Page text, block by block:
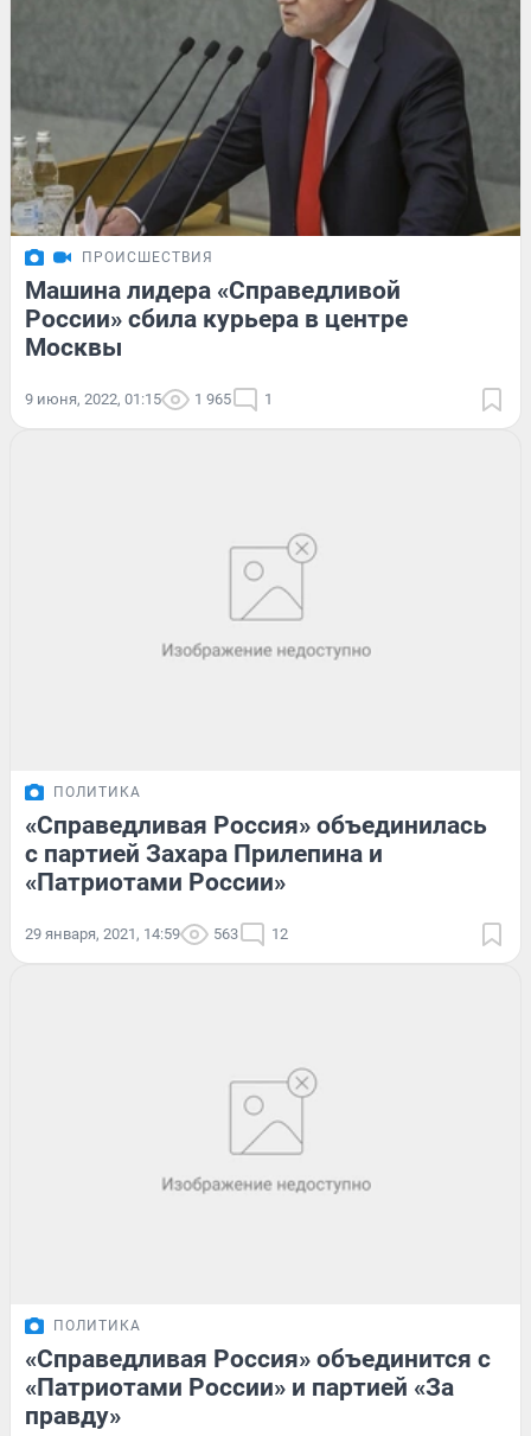
ПРОИСШЕСТВИЯ
Машина лидера «Справедливой
России» сбила курьера в центре
Москвы
9 июня, 2022, 01:15 1 965 1
ПОЛИТИКА
«Справедливая Россия» объединилась
с партией Захара Прилепина и
«Патриотами России»
29 января, 2021, 14:59 563 12
ПОЛИТИКА
«Справедливая Россия» объединится с
«Патриотами России» и партией «За
правду»